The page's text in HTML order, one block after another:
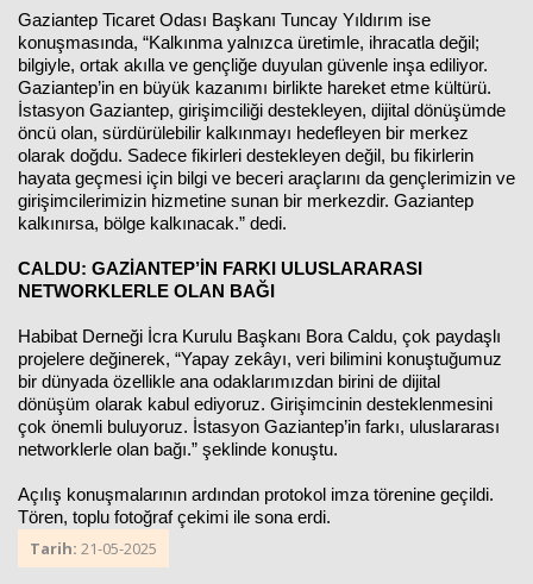
Gaziantep Ticaret Odası Başkanı Tuncay Yıldırım ise
konuşmasında, “Kalkınma yalnızca üretimle, ihracatla değil;
bilgiyle, ortak akılla ve gençliğe duyulan güvenle inşa ediliyor.
Gaziantep’in en büyük kazanımı birlikte hareket etme kültürü.
İstasyon Gaziantep, girişimciliği destekleyen, dijital dönüşümde
öncü olan, sürdürülebilir kalkınmayı hedefleyen bir merkez
olarak doğdu. Sadece fikirleri destekleyen değil, bu fikirlerin
hayata geçmesi için bilgi ve beceri araçlarını da gençlerimizin ve
girişimcilerimizin hizmetine sunan bir merkezdir. Gaziantep
kalkınırsa, bölge kalkınacak.” dedi.
CALDU: GAZİANTEP’İN FARKI ULUSLARARASI
NETWORKLERLE OLAN BAĞI
Habibat Derneği İcra Kurulu Başkanı Bora Caldu, çok paydaşlı
projelere değinerek, “Yapay zekâyı, veri bilimini konuştuğumuz
bir dünyada özellikle ana odaklarımızdan birini de dijital
dönüşüm olarak kabul ediyoruz. Girişimcinin desteklenmesini
çok önemli buluyoruz. İstasyon Gaziantep’in farkı, uluslararası
networklerle olan bağı.” şeklinde konuştu.
Açılış konuşmalarının ardından protokol imza törenine geçildi.
Tören, toplu fotoğraf çekimi ile sona erdi.
Tarih: 21-05-2025